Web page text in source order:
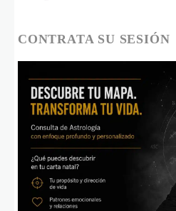
CONTRATA SU SESIÓN